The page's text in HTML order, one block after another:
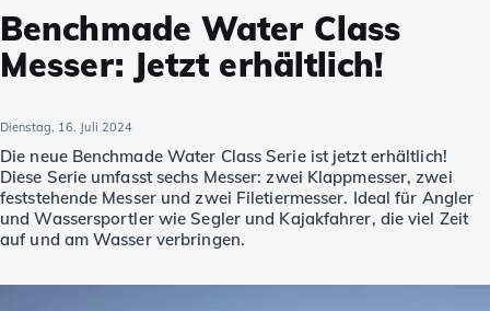
Benchmade Water Class
Messer: Jetzt erhältlich!
Dienstag, 16. Juli 2024
Die neue Benchmade Water Class Serie ist jetzt erhältlich!
Diese Serie umfasst sechs Messer: zwei Klappmesser, zwei
feststehende Messer und zwei Filetiermesser. Ideal für Angler
und Wassersportler wie Segler und Kajakfahrer, die viel Zeit
auf und am Wasser verbringen.